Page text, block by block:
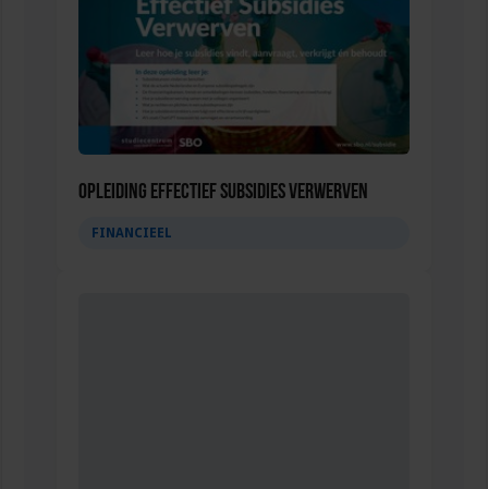
Opleiding Effectief subsidies verwerven
FINANCIEEL